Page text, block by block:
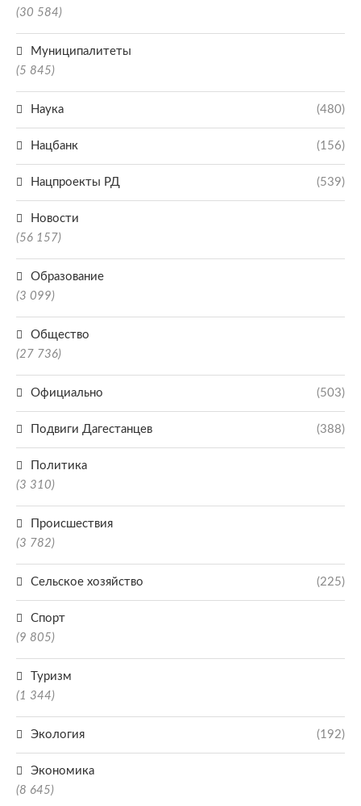
(30 584)
Муниципалитеты
(5 845)
Наука (480)
Нацбанк (156)
Нацпроекты РД (539)
Новости
(56 157)
Образование
(3 099)
Общество
(27 736)
Официально (503)
Подвиги Дагестанцев (388)
Политика
(3 310)
Происшествия
(3 782)
Сельское хозяйство (225)
Спорт
(9 805)
Туризм
(1 344)
Экология (192)
Экономика
(8 645)